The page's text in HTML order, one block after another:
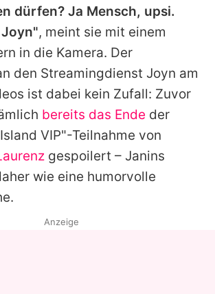
dürfen? Ja Mensch, upsi.
, meint sie mit einem
in die Kamera. Der
den Streamingdienst Joyn am
ist dabei kein Zufall: Zuvor
bereits das Ende der
VIP"-Teilnahme von
gespoilert – Janins
wie eine humorvolle
Anzeige